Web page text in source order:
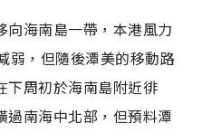
向海南島一帶，本港風力
弱，但隨後潭美的移動路
下周初於海南島附近徘
過南海中北部，但預料潭